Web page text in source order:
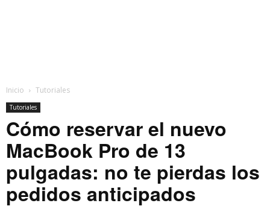
Inicio Tutoriales
Tutoriales
Cómo reservar el nuevo
MacBook Pro de 13
pulgadas: no te pierdas los
pedidos anticipados